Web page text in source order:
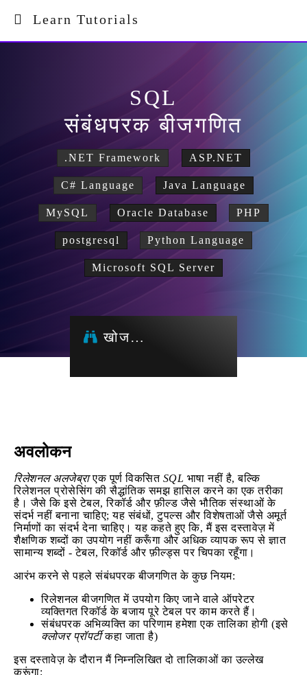
Learn Tutorials
SQL
संबंधपरक बीजगणित
.NET Framework ASP.NET
C# Language Java Language
MySQL Oracle Database PHP
postgresql Python Language
Microsoft SQL Server
खोज…
अवलोकन
रिलेशनल अलजेब्राएक पूर्ण विकसित SQL भाषा नहीं है, बल्कि
रिलेशनल प्रोसेसिंग की सैद्धांतिक समझ हासिल करने का एक तरीका
है। जैसे कि इसे टेबल, रिकॉर्ड और फ़ील्ड जैसे भौतिक संस्थाओं के
संदर्भ नहीं बनाना चाहिए; यह संबंधों, टुपल्स और विशेषताओं जैसे अमूर्त
निर्माणों का संदर्भ देना चाहिए। यह कहते हुए कि, मैं इस दस्तावेज़ में
शैक्षणिक शब्दों का उपयोग नहीं करूँगा और अधिक व्यापक रूप से ज्ञात
सामान्य शब्दों - टेबल, रिकॉर्ड और फ़ील्ड्स पर चिपका रहूँगा।
आरंभ करने से पहले संबंधपरक बीजगणित के कुछ नियम:
रिलेशनल बीजगणित में उपयोग किए जाने वाले ऑपरेटर
व्यक्तिगत रिकॉर्ड के बजाय पूरे टेबल पर काम करते हैं।
संबंधपरक अभिव्यक्ति का परिणाम हमेशा एक तालिका होगी (इसे
क्लोजर प्रॉपर्टीकहा जाता है)
इस दस्तावेज़ के दौरान मैं निम्नलिखित दो तालिकाओं का उल्लेख
करूंगा: